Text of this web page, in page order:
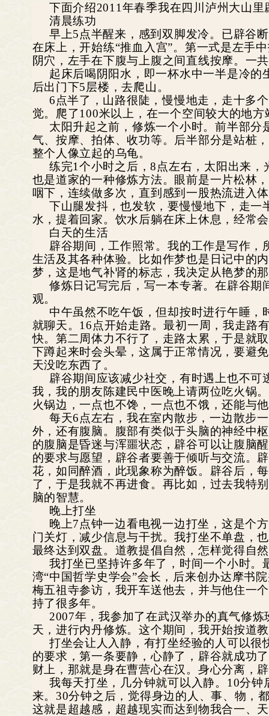
下面介绍2011年春季我在四川泸州大山
清晨练功
早上5点半醒来，感到双脚发冷。已辟谷
在床上，开始练“推血入宫”。第一式是左手
阴穴，左手在下腹与上腹之间直线按摩。一
起床后喝阴阳水，即一杯水中一半是冷
后出门下5层楼，去爬山。
6点半了，山路很陡，慢慢地走，走十多
觉。爬了100米以上，在一个空间较大的地
太阳升起之前，修炼一个小时。前半部
气、按摩、拍体、收功等。后半部分是站桩
整个人像立起的乌龟。
练完1个小时之后，8点左右，太阳出来
也是道家的一种修炼方法。眼前是一片松林
咽下，连续做多次，直到感到一股热流进入
下山腿发抖，也发软，要慢慢地下，走
水，提着回家。饮水后躺在床上休息，经常
白天的生活
辟谷期间，工作照常。我的工作是写作
生活及其各种体验。比如作梦也是日记中的
梦，这是地气补肾的标志，我决定从艳梦的
修炼日记写完后，写一本专著。在辟谷
观。
中午虽然不吃午饭，但却按时进行午睡
就聊天。16点开始走路。最初一周，我走路
快。第二周体力不行了，走路太累，于是就
下蹲起来时会头晕，这属于正常情况，要避
天没吃东西了。
辟谷期间应该减少社交，有时遇上也不
我，我的朋友陈建民中医晚上请两位吃火锅
火锅边，一点也不馋，一点也不饿，还能与
每天6点左右，我在室内散步，一边散步
外，还有腹脑。腹部有类似于头脑的神经中
的腹脑是昏迷与浑噩状态，辟谷可以让腹脑
的要求与愿望，辟谷者要善于倾听与交流。
花，如同醉酒，此现象称为醉饭。辟谷后，
了，于是我就不再进食。再比如，过去我特
脑的智慧。
晚上打坐
晚上7点钟一边看电视一边打坐，这是个
门关灯，减少信息与干扰。我打坐不单盘，
最终达到双盘。道教提倡自然，怎样觉得自
我打坐已坚持许多年了，时间一个小时
湾“中国哲学史学会”会长，后来创办达摩书
梅五祖寺参访，我开车送他去，并与他住一
持了很多年。
2007年，我参加了在武汉举办的真气修
天，进行内丹修炼。这个期间，我开始按道
打坐会让人入静，有打坐经验的人可以
的要求，第一条要静，心静了，辟谷就成功
财上，那就是身在曹营心在汉。身心分离，
我每天打坐，几分钟就可以入静。10分
来。30分钟之后，觉得身边的人、事、物，
这就是超越感，超越现实而达到物我合一、